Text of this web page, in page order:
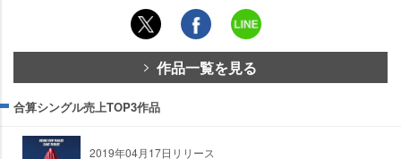
作品一覧を見る
合算シングル売上TOP3作品
2019年04月17日リリース